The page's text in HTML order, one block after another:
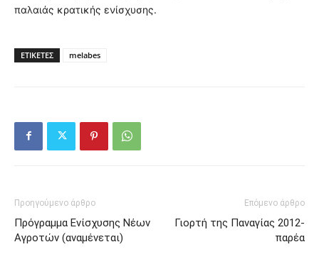
παλαιάς κρατικής ενίσχυσης.
ΕΤΙΚΕΤΕΣ melabes
Προηγούμενο άρθρο
Πρόγραμμα Ενίσχυσης Νέων
Αγροτών (αναμένεται)
Επόμενο άρθρο
Γιορτή της Παναγίας 2012-
παρέα